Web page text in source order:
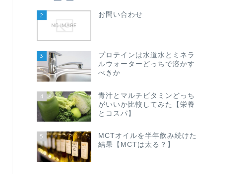
2 お問い合わせ
3
プロテインは水道水とミネラ
ルウォーターどっちで溶かす
べきか
4
青汁とマルチビタミンどっち
がいいか比較してみた【栄養
とコスパ】
5
MCTオイルを半年飲み続けた
結果【MCTは太る？】